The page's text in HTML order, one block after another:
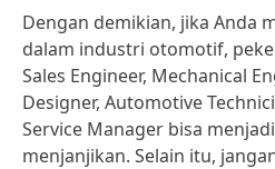
Dengan demikian, jika Anda
dalam industri otomotif,
Sales Engineer, Mechanical
Designer, Automotive
Service Manager bisa
menjanjikan. Selain itu,